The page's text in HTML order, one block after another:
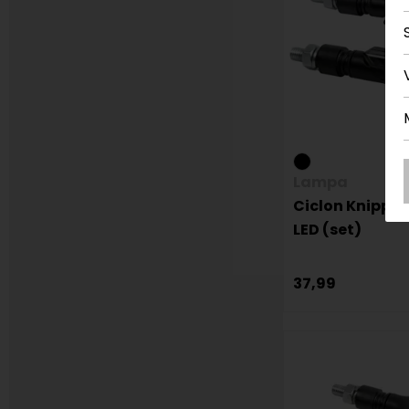
Ciclon
LED (set)
37,99